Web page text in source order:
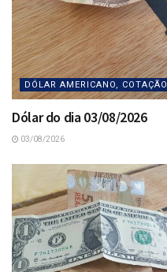
DÓLAR AMERICANO, COTAÇÃO
Dólar do dia 03/08/2026
03/08/2026